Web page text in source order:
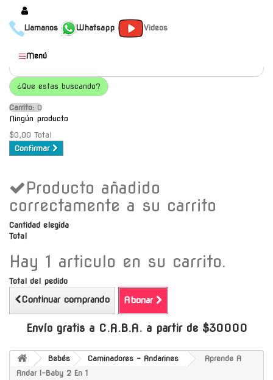
Llamanos Whatsapp Videos
Productos
Populares
Categorías
Marcas
Mayoristas
Contacto
Envío gratis a C.A.B.A. a
partir de $30000
Menú
¿Que estas buscando?
Carrito: O
Ningún producto
$0,00 Total
Confirmar
Producto añadido
correctamente a su carrito
Cantidad elegida
Total
Hay 1 articulo en su carrito.
Total del pedido
Continuar comprando Abonar
Envío gratis a C.A.B.A. a partir de $30000
Bebés Caminadores - Andarines
Aprende A
Andar I-Baby 2 En 1